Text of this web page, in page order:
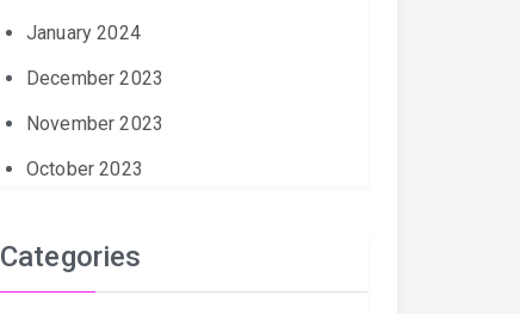
January 2024
December 2023
November 2023
October 2023
Categories